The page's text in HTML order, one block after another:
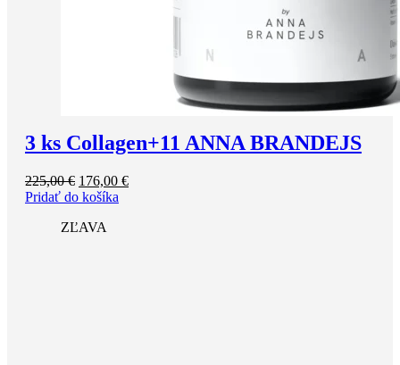
3 ks Collagen+11 ANNA BRANDEJS
225,00€ Pôvodná
cena
225,00 €.
176,00 €Aktuálna
Pridať do košíka
ZĽAVA